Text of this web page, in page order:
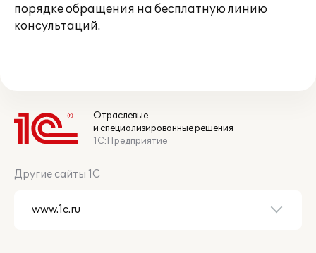
порядке обращения на бесплатную линию
консультаций.
Отраслевые
и специализированные решения
1С:Предприятие
Другие сайты 1С